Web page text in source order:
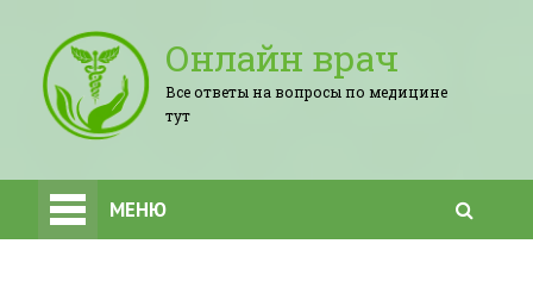
Онлайн врач
Все ответы на вопросы по медицине
тут
МЕНЮ